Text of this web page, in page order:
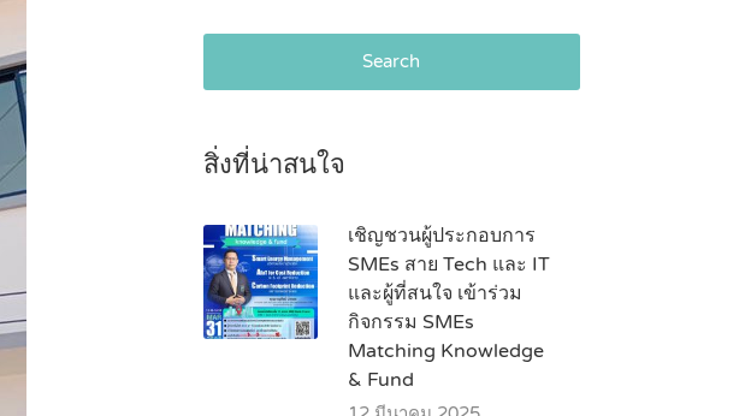
Search
สิ่งที่น่าสนใจ
เชิญชวนผู้ประกอบการ
SMEs สาย Tech และ IT
และผู้ที่สนใจ เข้าร่วม
กิจกรรม SMEs
Matching Knowledge
& Fund